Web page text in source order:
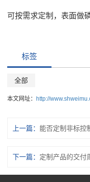
可按需求定制，表面做
标签
全部
本文网址： http://
上一篇： 能否定制非标控
下一篇： 定制产品的交付